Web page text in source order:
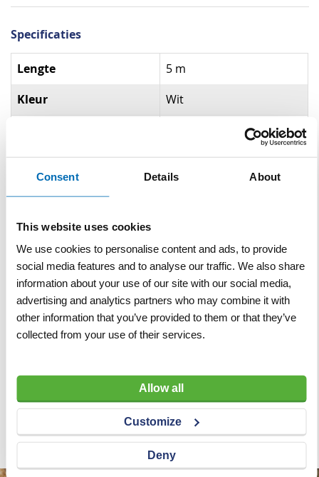
Consent Details About
This website uses cookies
We use cookies to personalise content and ads, to provide
social media features and to analyse our traffic. We also share
information about your use of our site with our social media,
advertising and analytics partners who may combine it with
other information that you’ve provided to them or that they’ve
collected from your use of their services.
Allow all
Customize
Deny
Specificaties
Specificaties
Lengte 5 m
Kleur Wit
Gerelateerde producten
Asfaltprimer blik 4 L voor
VERLANGLIJST
€ 77,60